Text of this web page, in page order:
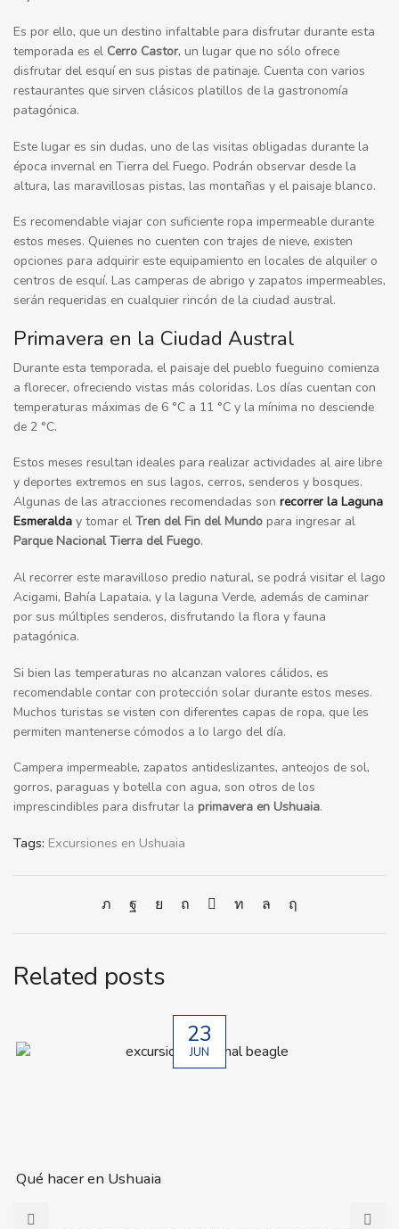
Es por ello, que un destino infaltable para disfrutar durante esta
temporada es el Cerro Castor, un lugar que no sólo ofrece
disfrutar del esquí en sus pistas de patinaje. Cuenta con varios
restaurantes que sirven clásicos platillos de la gastronomía
patagónica.
Este lugar es sin dudas, uno de las visitas obligadas durante la
época invernal en Tierra del Fuego. Podrán observar desde la
altura, las maravillosas pistas, las montañas y el paisaje blanco.
Es recomendable viajar con suficiente ropa impermeable durante
estos meses. Quienes no cuenten con trajes de nieve, existen
opciones para adquirir este equipamiento en locales de alquiler o
centros de esquí. Las camperas de abrigo y zapatos impermeables,
serán requeridas en cualquier rincón de la ciudad austral.
Primavera en la Ciudad Austral
Durante esta temporada, el paisaje del pueblo fueguino comienza
a florecer, ofreciendo vistas más coloridas. Los días cuentan con
temperaturas máximas de 6 °C a 11 °C y la mínima no desciende
de 2 °C.
Estos meses resultan ideales para realizar actividades al aire libre
y deportes extremos en sus lagos, cerros, senderos y bosques.
Algunas de las atracciones recomendadas son recorrer la Laguna
Esmeralda y tomar el Tren del Fin del Mundo para ingresar al
Parque Nacional Tierra del Fuego.
Al recorrer este maravilloso predio natural, se podrá visitar el lago
Acigami, Bahía Lapataia, y la laguna Verde, además de caminar
por sus múltiples senderos, disfrutando la flora y fauna
patagónica.
Si bien las temperaturas no alcanzan valores cálidos, es
recomendable contar con protección solar durante estos meses.
Muchos turistas se visten con diferentes capas de ropa, que les
permiten mantenerse cómodos a lo largo del día.
Campera impermeable, zapatos antideslizantes, anteojos de sol,
gorros, paraguas y botella con agua, son otros de los
imprescindibles para disfrutar la primavera en Ushuaia.
Tags: Excursiones en Ushuaia
Related posts
23
JUN
Qué hacer en Ushuaia